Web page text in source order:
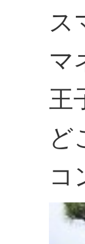
ス
マ
王
ど
コ